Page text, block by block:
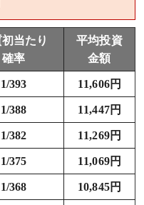
当たり
確率
平均投資
金額
1/393 11,606円
1/388 11,447円
1/382 11,269円
1/375 11,069円
1/368 10,845円